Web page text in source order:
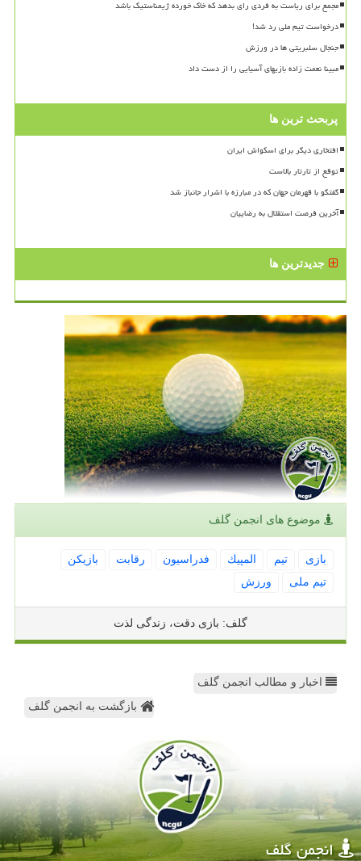
مجمع برای ریاست به فردی رای بدهد که خاک خورده ژیمناستیک باشد
درخواست تیم ملی رد شد!
جنجال سلبریتی ها در ورزش
مبینا نعمت زاده بازیهای آسیایی را از دست داد
پربحث ترین ها
افتخاری دیگر برای اسکواش ایران
توقع از تارتار بالاست
گفتگو با قهرمان جهان که در مبارزه با اشرار جانباز شد
آخرین فرصت استقلال به رضاییان
جدیدترین ها
موضوع های انجمن گلف
بازی تیم المپیك فدراسیون رقابت
بازیكن
تیم ملی
ورزش
گلف: بازی دقت، زندگی لذت
اخبار و مطالب انجمن گلف
بازگشت به انجمن گلف
انجمن گلف